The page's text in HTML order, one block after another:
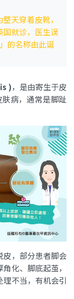
天穿着皮靴，
国就诊，医生误
的名称由此诞
)，是由寄生于皮
病，通常是脚趾
皮，部分患者脚会
化、脚底起茧，
不当，有机会引